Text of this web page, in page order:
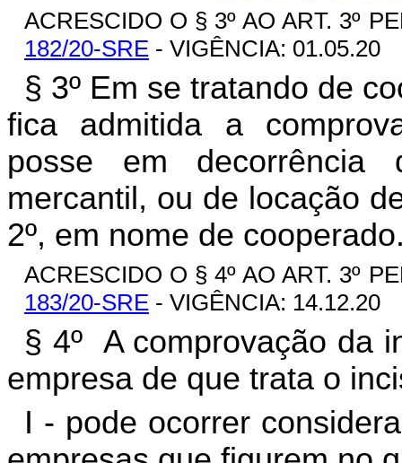
ACRESCIDO O § 3º AO ART. 3º
182/20-SRE- VIGÊNCIA: 01.05.20
§ 3º Em se tratando de
fica admitida a
posse em decorrência
mercantil, ou de locação
2º, em nome de
ACRESCIDO O § 4º AO ART. 3º
183/20-SRE- VIGÊNCIA: 14.12.20
§ 4º A comprovação da
empresa de que trata o
I - pode ocorrer